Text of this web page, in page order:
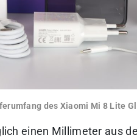
des Xiaomi Mi 8 Lite
einen Millimeter aus